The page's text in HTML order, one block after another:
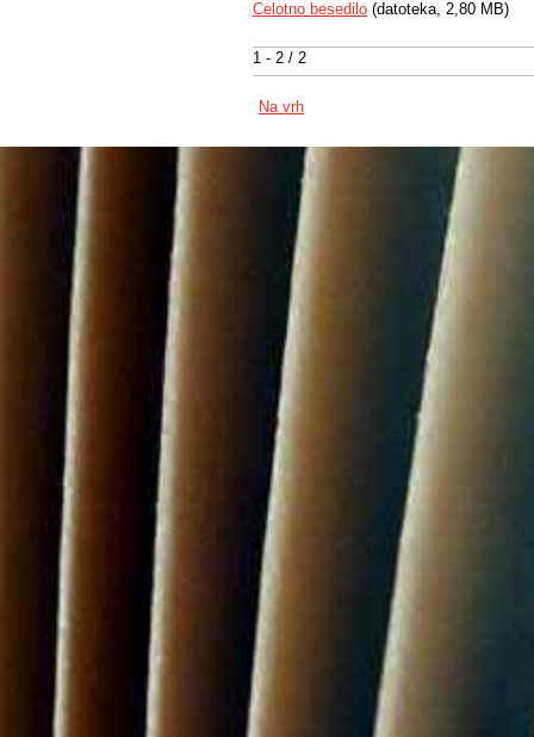
1 - 2 / 2
Celotno besedilo (datoteka, 2,80 MB)
Na vrh